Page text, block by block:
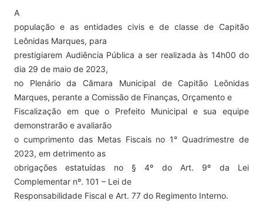
A
população e as entidades civis e de classe de Capitão
Leônidas Marques, para
prestigiarem Audiência Pública a ser realizada às 14h00 do
dia 29 de maio de 2023,
no Plenário da Câmara Municipal de Capitão Leônidas
Marques, perante a Comissão de Finanças, Orçamento e
Fiscalização em que o Prefeito Municipal e sua equipe
demonstrarão e avaliarão
o cumprimento das Metas Fiscais no 1° Quadrimestre de
2023, em detrimento as
obrigações estatuídas no § 4º do Art. 9º da Lei
Complementar nº. 101 – Lei de
Responsabilidade Fiscal e Art. 77 do Regimento Interno.